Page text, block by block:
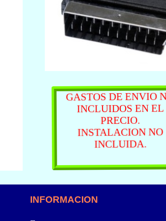
GASTOS DE ENVIO
INCLUIDOS EN EL
PRECIO.
INSTALACION NO
INCLUIDA.
INFORMACION